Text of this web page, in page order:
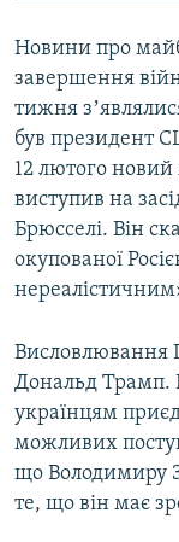
Новини про
завершення
тижня
був президент
12 лютого
виступив на
Брюсселі. Він
окупованої
Висловлювання
Дональд Трамп.
українцям
можливих
що Володимиру
те, що він має